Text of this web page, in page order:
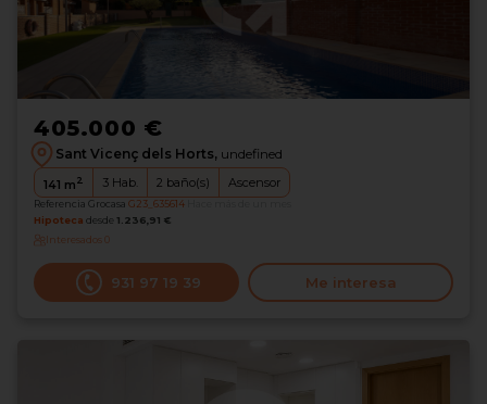
405.000 €
Sant Vicenç dels Horts, undefined
141 m2 3 Hab. 2 baño(s) Ascensor
Referencia Grocasa G23_635614
Hipoteca desde 1.236,91 €
Interesados0
931 97 19 39 Me interesa